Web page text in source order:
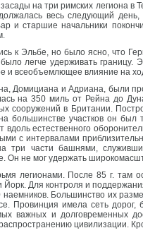
на три римских легиона в
весь следующий
и старшие начальники
к Эльбе, но было ясно, что
легче удерживать
и всеобъемлющее влияние на
Домициана и Адриана, были
на 350 миль от Рейна до
сооружений в Британии.
большинстве участков он
естественного
с интервалами
три части башнями,
Он не мог удержать
легионами. После 85 г. там
Йорк. Для контроля и
Большинство их
Провинция имела сеть
важных и долговременных
цивилизации.